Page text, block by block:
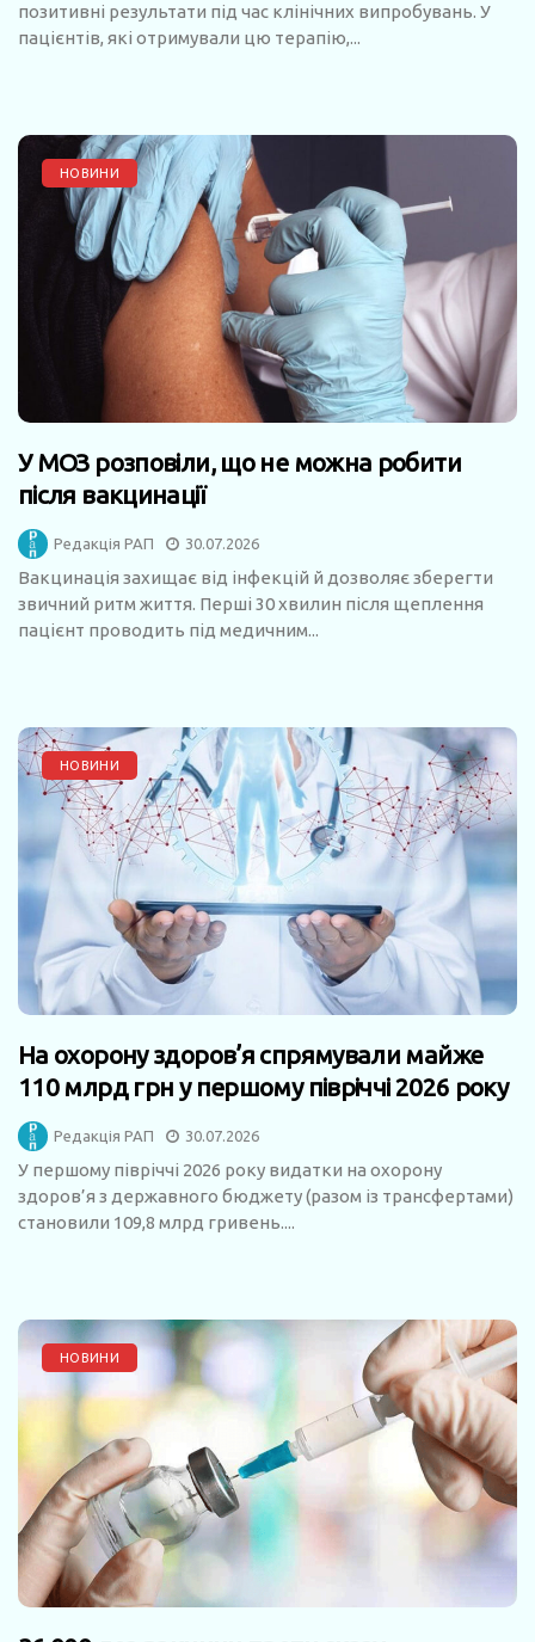
позитивні результати під час клінічних випробувань. У
пацієнтів, які отримували цю терапію,...
НОВИНИ
У МОЗ розповіли, що не можна робити
після вакцинації
Редакція РАП 30.07.2026
Вакцинація захищає від інфекцій й дозволяє зберегти
звичний ритм життя. Перші 30 хвилин після щеплення
пацієнт проводить під медичним...
НОВИНИ
На охорону здоров’я спрямували майже
110 млрд грн у першому півріччі 2026 року
Редакція РАП 30.07.2026
У першому півріччі 2026 року видатки на охорону
здоров’я з державного бюджету (разом із трансфертами)
становили 109,8 млрд гривень....
НОВИНИ